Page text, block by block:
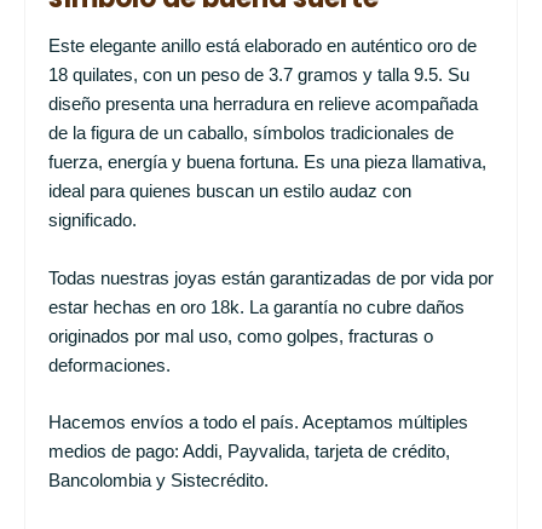
Este elegante anillo está elaborado en auténtico oro de
18 quilates, con un peso de 3.7 gramos y talla 9.5. Su
diseño presenta una herradura en relieve acompañada
de la figura de un caballo, símbolos tradicionales de
fuerza, energía y buena fortuna. Es una pieza llamativa,
ideal para quienes buscan un estilo audaz con
significado.
Todas nuestras joyas están garantizadas de por vida por
estar hechas en oro 18k. La garantía no cubre daños
originados por mal uso, como golpes, fracturas o
deformaciones.
Hacemos envíos a todo el país. Aceptamos múltiples
medios de pago: Addi, Payvalida, tarjeta de crédito,
Bancolombia y Sistecrédito.